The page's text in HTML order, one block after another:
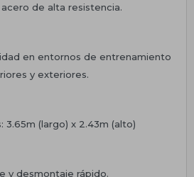
acero de alta resistencia.
en entornos de entrenamiento
y exteriores.
3.65m (largo) x 2.43m (alto)
y desmontaje rápido.